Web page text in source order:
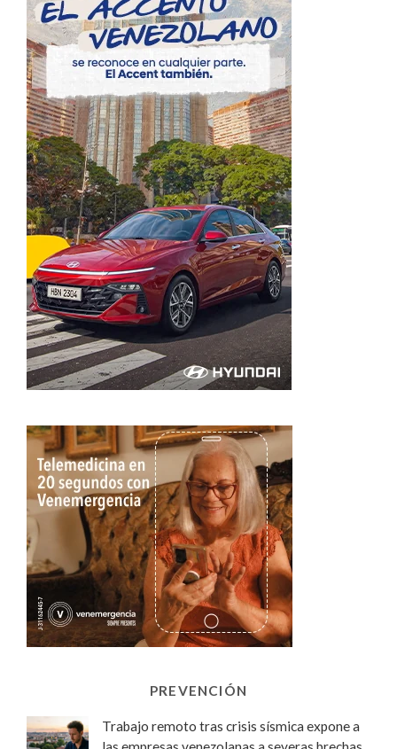
PREVENCIÓN
Trabajo remoto tras crisis sísmica expone a